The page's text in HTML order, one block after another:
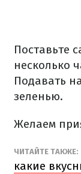
Поставьте
несколько
Подавать
зеленью.
Желаем
ЧИТАЙТЕ ТАКЖЕ:
какие